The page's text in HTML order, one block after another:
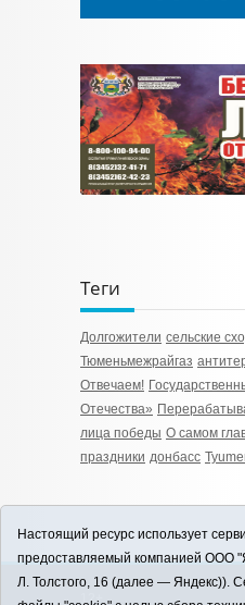
Теги
Долгожители сельские
Тюменьмежрайгаз
Отвечаем!
Отечества»
лица победы О самом
праздники донбасс
12+
Настоящий ресурс использует
предоставляемый компанией ООО
Л. Толстого, 16 (далее — Яндекс)).